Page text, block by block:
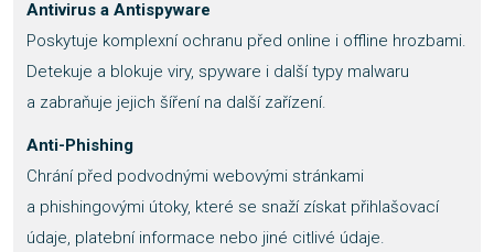
Antivirus a Antispyware
Poskytuje komplexní ochranu před online i offline hrozbami.
Detekuje a blokuje viry, spyware i další typy malwaru
a zabraňuje jejich šíření na další zařízení.
Anti-Phishing
Chrání před podvodnými webovými stránkami
a phishingovými útoky, které se snaží získat přihlašovací
údaje, platební informace nebo jiné citlivé údaje.